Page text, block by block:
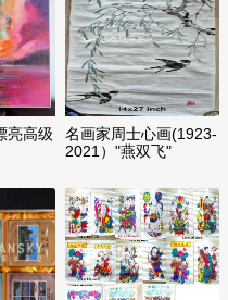
亮高级
名画家周士心画(1923-
2021）"燕双飞"